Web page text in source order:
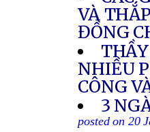
VÀ
ĐỒNG
NHIỀU
CÔNG
3
posted on 20